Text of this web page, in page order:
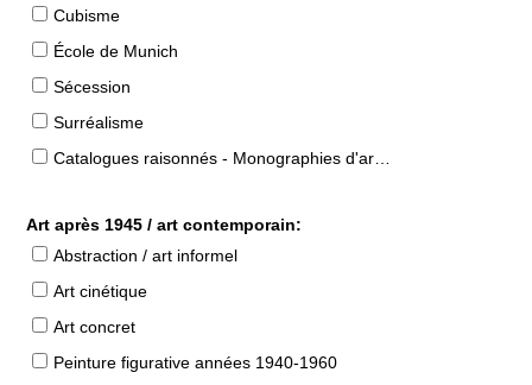
Cubisme
École de Munich
Sécession
Surréalisme
Catalogues raisonnés - Monographies d'artistes
Art après 1945 / art contemporain:
Abstraction / art informel
Art cinétique
Art concret
Peinture figurative années 1940-1960